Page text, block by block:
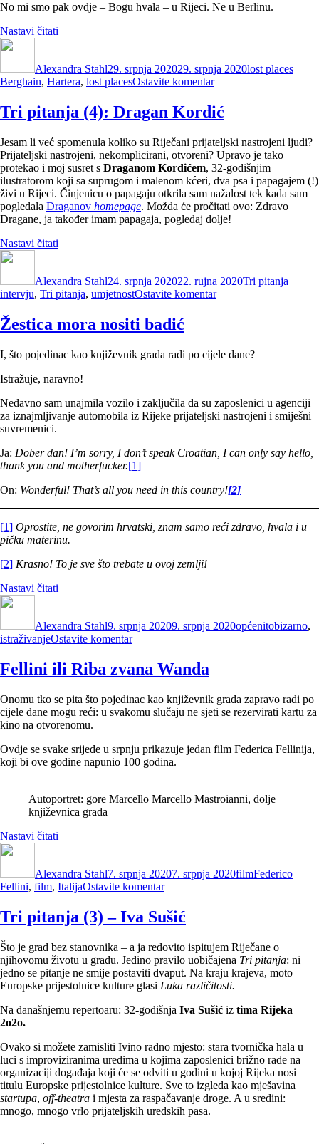
No mi smo pak ovdje – Bogu hvala – u Rijeci. Ne u Berlinu.
Nastavi čitati
Berghain?”
Alexandra Stahl29. srpnja 202029. srpnja 2020lost places
Berghain, Hartera, lost placesOstavite komentarna
–
hrvatski
Tri pitanja (4): Dragan Kordić
Jesam li već spomenula koliko su Riječani prijateljski nastrojeni ljudi?
Prijateljski nastrojeni, nekomplicirani, otvoreni? Upravo je tako
protekao i moj susret s Draganom Kordićem, 32-godišnjim
ilustratorom koji sa suprugom i malenom kćeri, dva psa i papagajem (!)
živi u Rijeci. Činjenicu o papagaju otkrila sam nažalost tek kada sam
pogledala Draganov homepage. Možda će pročitati ovo: Zdravo
Dragane, ja također imam papagaja, pogledaj dolje!
Nastavi čitati
Dragan
Kordić”
Alexandra Stahl24. srpnja 202022. rujna 2020Tri pitanja
intervju, Tri pitanja, umjetnostOstavite komentarna
Kordić
Žestica mora nositi badić
I, što pojedinac kao književnik grada radi po cijele dane?
Istražuje, naravno!
Nedavno sam unajmila vozilo i zaključila da su zaposlenici u agenciji
za iznajmljivanje automobila iz Rijeke prijateljski nastrojeni i smiješni
suvremenici.
Ja: Dober dan! I’m sorry, I don’t speak Croatian, I can only say hello,
thank you and motherfucker.[1]
On: Wonderful! That’s all you need in this country![2]
[1] Oprostite, ne govorim hrvatski, znam samo reći zdravo, hvala i u
pičku materinu.
[2] Krasno! To je sve što trebate u ovoj zemlji!
Nastavi čitati
badić”
Alexandra Stahl9. srpnja 20209. srpnja 2020općenitobizarno,
istraživanjeOstavite komentarna
nositi
Fellini ili Riba zvana Wanda
Onomu tko se pita što pojedinac kao književnik grada zapravo radi po
cijele dane mogu reći: u svakomu slučaju ne sjeti se rezervirati kartu za
kino na otvorenomu.
Ovdje se svake srijede u srpnju prikazuje jedan film Federica Fellinija,
koji bi ove godine napunio 100 godina.
Autoportret: gore Marcello Marcello Mastroianni, dolje
književnica grada
Nastavi čitati
zvana
Wanda”
Alexandra Stahl7. srpnja 20207. srpnja 2020filmFederico
Fellini, film, ItalijaOstavite komentarna
ili
Riba
Wanda
Tri pitanja (3) – Iva Sušić
Što je grad bez stanovnika – a ja redovito ispitujem Riječane o
njihovomu životu u gradu. Jedino pravilo uobičajena Tri pitanja: ni
jedno se pitanje ne smije postaviti dvaput. Na kraju krajeva, moto
Europske prijestolnice kulture glasi Luka različitosti.
Na današnjemu repertoaru: 32-godišnja Iva Sušić iz tima Rijeka
2o2o.
Ovako si možete zamisliti Ivino radno mjesto: stara tvornička hala u
luci s improviziranima uredima u kojima zaposlenici brižno rade na
organizaciji događaja koji će se odviti u godini u kojoj Rijeka nosi
titulu Europske prijestolnice kulture. Sve to izgleda kao mješavina
startupa, off-theatra i mjesta za raspačavanje droge. A u sredini:
mnogo, mnogo vrlo prijateljskih uredskih pasa.